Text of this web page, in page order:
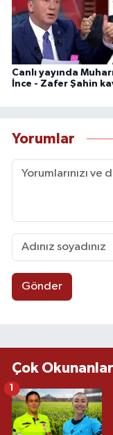
Canlı yayında
İnce - Zafer Şahin
Yorumlar
Gönder
Çok Okunanlar
1